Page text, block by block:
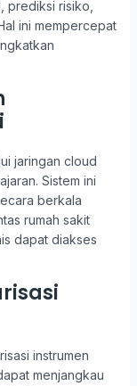
prediksi risiko,
ini mempercepat
jaringan cloud
Sistem ini
berkala
rumah sakit
dapat diakses
instrumen
menjangkau